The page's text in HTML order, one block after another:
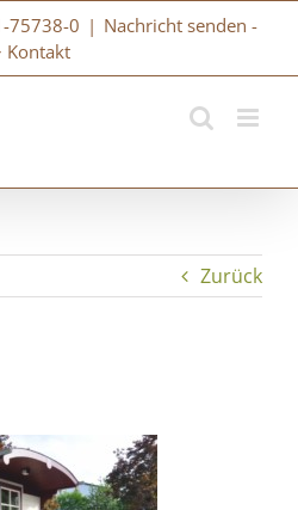
75738-0 | Nachricht senden -
Kontakt
Zurück